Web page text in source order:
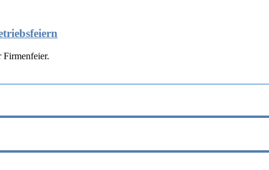
Firmenfeier.